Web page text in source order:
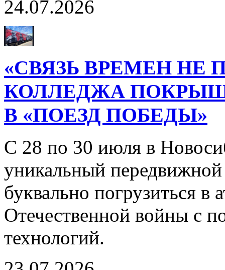
24.07.2026
«СВЯЗЬ ВРЕМЕН НЕ
КОЛЛЕДЖА
В «ПОЕЗД ПОБЕДЫ»
С 28 по 30 июля в
уникальный
буквально погрузиться
Отечественной войны с
технологий.